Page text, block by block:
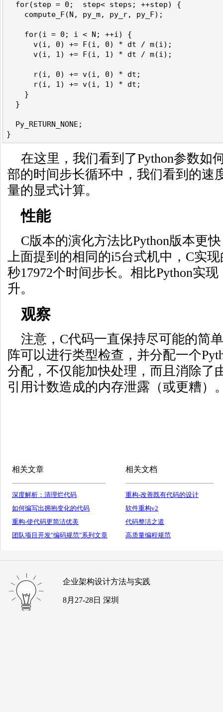
  for(step = 0;  step< steps; ++step) {
    compute_F(N, py_m, py_r, py_F);
    for(i = 0; i < N; ++i) {
      v(i, 0) += F(i, 0) * dt / m(i);
      v(i, 1) += F(i, 1) * dt / m(i);
      r(i, 0) += v(i, 0) * dt;
      r(i, 1) += v(i, 1) * dt;
    }
  }
  Py_RETURN_NONE;
在这里，我们看到了Python参数如
部的时间步长循环中，我们看到的速
量的显式计算。
性能
C版本的演化方法比Python版本更
上面提到的相同的i5台式机中，C实
秒17972个时间步长。相比Python实
升。
观察
注意，C代码一直保持尽可能的简
阵可以进行类型检查，并分配一个
分配，不仅能加快处理，而且消除了
引用计数造成的内存泄露（或更糟）
相关文章
深度解析：清理烂代码
如何编写出拥抱变化的代码
重构-使代码更简洁优美
团队项目开发"编码规范"系列文章
相关文档
重构-改善既有代码的设计
软件重构v2
代码整洁之道
高质量编程规范